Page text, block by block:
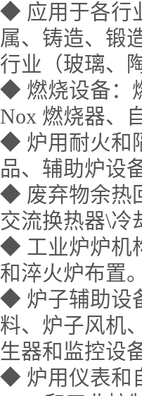
◆ 应用于各行
属、铸造、锻
行业（玻璃、
◆ 燃烧设备：
Nox 燃烧器、
◆ 炉用耐火和
品、辅助炉设
◆ 废弃物余热
交流换热器\冷
◆ 工业炉炉机
和淬火炉布置。
◆ 炉子辅助设
料、炉子风机
生器和监控设
◆ 炉用仪表和